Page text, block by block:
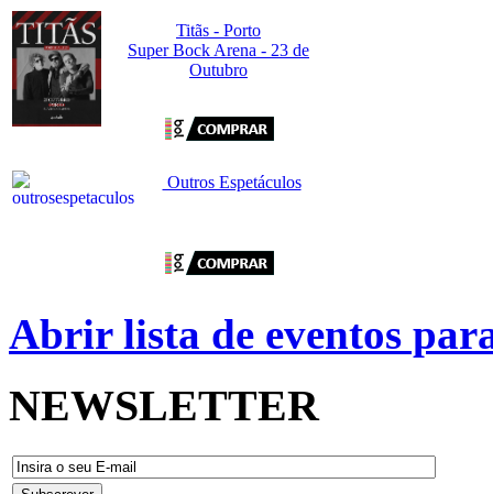
Titãs - Porto
Super Bock Arena - 23 de
Outubro
Outros Espetáculos
Abrir lista de eventos
NEWSLETTER